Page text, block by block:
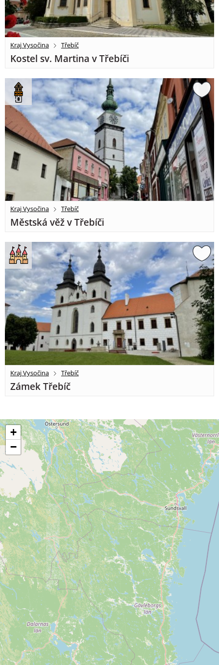
Kraj Vysočina Třebíč
Kostel sv. Martina v Třebíči
Kraj Vysočina Třebíč
Městská věž v Třebíči
Kraj Vysočina Třebíč
Zámek Třebíč
+
−